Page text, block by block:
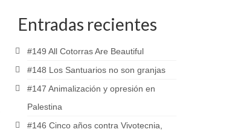
Entradas recientes
#149 All Cotorras Are Beautiful
#148 Los Santuarios no son granjas
#147 Animalización y opresión en
Palestina
#146 Cinco años contra Vivotecnia,